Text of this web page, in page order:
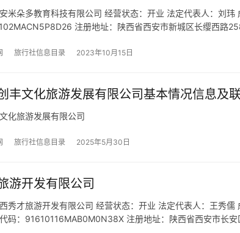
米朵多教育科技有限公司 经营状态：开业 法定代表人：刘
注册地址：陕西省西安市新城区长缨西路
旅行社信息目录 2023年10月15日
丰文化旅游发展有限公司基本情况信息及
化旅游发展有限公司
旅行社信息目录 2025年5月30日
游开发有限公司
秀才旅游开发有限公司 经营状态：开业 法定代表人：王秀
码：91610116MAB0M0N38X 注册地址：陕西省西安市长